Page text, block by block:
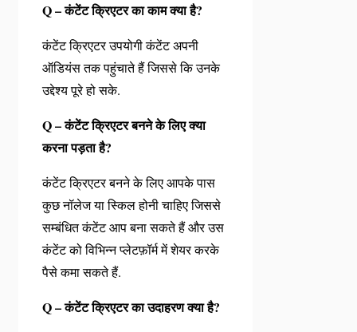
Q – कंटेंट क्रिएटर का काम क्या है?
कंटेंट क्रिएटर उपयोगी कंटेंट अपनी
ऑडियंस तक पहुंचाते हैं जिससे कि उनके
उद्देश्य पूरे हो सके.
Q – कंटेंट क्रिएटर बनने के लिए क्या
करना पड़ता है?
कंटेंट क्रिएटर बनने के लिए आपके पास
कुछ नॉलेज या स्किल होनी चाहिए जिससे
सम्बंधित कंटेंट आप बना सकते हैं और उस
कंटेंट को विभिन्न प्लेटफ़ॉर्म में शेयर करके
पैसे कमा सकते हैं.
Q – कंटेंट क्रिएटर का उदाहरण क्या है?